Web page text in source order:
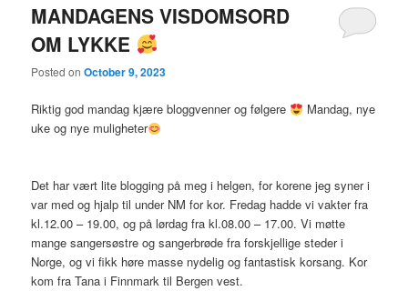
MANDAGENS VISDOMSORD
OM LYKKE
Posted onOctober 9, 2023
Riktig god mandag kjære bloggvenner og følgere
Mandag, nye
uke og nye muligheter
Det har vært lite blogging på meg i helgen, for korene jeg syner i
var med og hjalp til under NM for kor. Fredag hadde vi vakter fra
kl.12.00 – 19.00, og på lørdag fra kl.08.00 – 17.00. Vi møtte
mange sangersøstre og sangerbrøde fra forskjellige steder i
Norge, og vi fikk høre masse nydelig og fantastisk korsang. Kor
kom fra Tana i Finnmark til Bergen vest.